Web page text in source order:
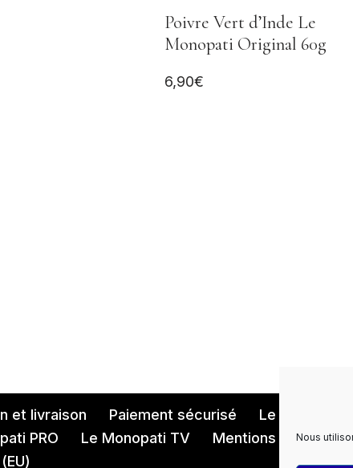
Nous
Poivre Vert d’Inde Le
Monopati Original 60g
6,90€
et livraison Paiement sécurisé Le Monopati
PRO Le Monopati TV Mentions légales